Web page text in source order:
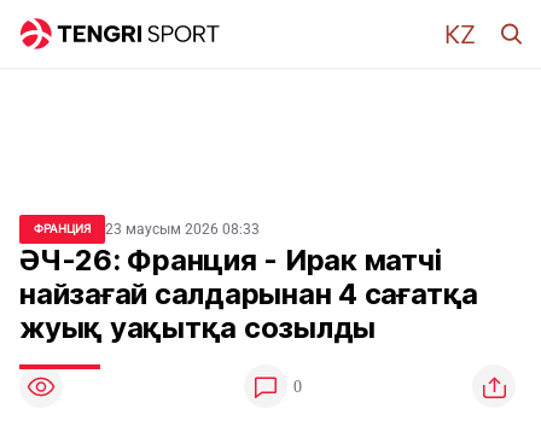
ФРАНЦИЯ 23 маусым 2026 08:33
ӘЧ-26: Франция - Ирак матчі
найзағай салдарынан 4 сағатқа
жуық уақытқа созылды
0